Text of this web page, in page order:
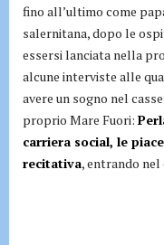
fino all’ultimo come
salernitana, dopo le
essersi lanciata nella
alcune interviste alle
avere un sogno nel
proprio Mare Fuori:
carriera social, le
recitativa, entrando nel